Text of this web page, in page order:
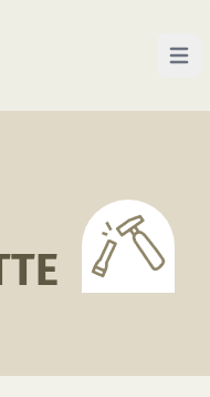
Open